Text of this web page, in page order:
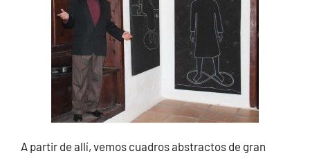
A partir de allí, vemos cuadros abstractos de gran